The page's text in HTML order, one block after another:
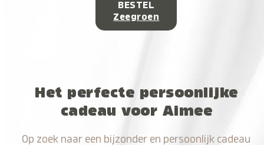
BESTEL
Zeegroen
Het perfecte persoonlijke
cadeau voor Aimee
Op zoek naar een bijzonder en persoonlijk cadeau